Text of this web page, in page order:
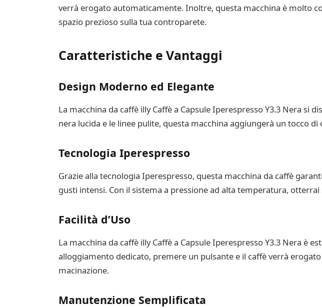
verrà erogato automaticamente. Inoltre, questa macchina è molto
spazio prezioso sulla tua controparete.
Caratteristiche e Vantaggi
Design Moderno ed Elegante
La macchina da caffè illy Caffè a Capsule Iperespresso Y3.3 Nera
nera lucida e le linee pulite, questa macchina aggiungerà un tocco di
Tecnologia Iperespresso
Grazie alla tecnologia Iperespresso, questa macchina da caffè
gusti intensi. Con il sistema a pressione ad alta temperatura,
Facilità d’Uso
La macchina da caffè illy Caffè a Capsule Iperespresso Y3.3 Nera è
alloggiamento dedicato, premere un pulsante e il caffè verrà
macinazione.
Manutenzione Semplificata